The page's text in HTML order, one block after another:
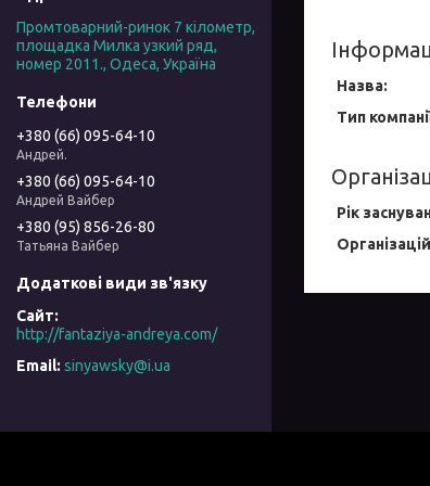
Назва:
Тип
Рік
Промтоварний-ринок 7 кілометр,
площадка Милка узкий ряд,
номер 2011., Одеса, Україна
+380 (66) 095-64-10
Андрей.
+380 (66) 095-64-10
Андрей Вайбер
+380 (95) 856-26-80
Татьяна Вайбер
http://fantaziya-andreya.com/
sinyawsky@i.ua